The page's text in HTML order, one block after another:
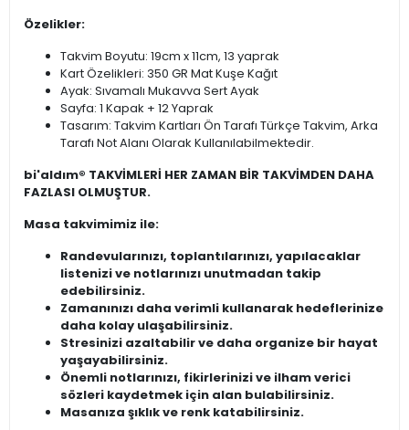
Özelikler:
Takvim Boyutu: 19cm x 11cm, 13 yaprak
Kart Özelikleri: 350 GR Mat Kuşe Kağıt
Ayak: Sıvamalı Mukavva Sert Ayak
Sayfa: 1 Kapak + 12 Yaprak
Tasarım: Takvim Kartları Ön Tarafı Türkçe Takvim, Arka
Tarafı Not Alanı Olarak Kullanılabilmektedir.
bi'aldım® TAKVİMLERİ HER ZAMAN BİR TAKVİMDEN DAHA
FAZLASI OLMUŞTUR.
Masa takvimimiz ile:
Randevularınızı, toplantılarınızı, yapılacaklar
listenizi ve notlarınızı unutmadan takip
edebilirsiniz.
Zamanınızı daha verimli kullanarak hedeflerinize
daha kolay ulaşabilirsiniz.
Stresinizi azaltabilir ve daha organize bir hayat
yaşayabilirsiniz.
Önemli notlarınızı, fikirlerinizi ve ilham verici
sözleri kaydetmek için alan bulabilirsiniz.
Masanıza şıklık ve renk katabilirsiniz.